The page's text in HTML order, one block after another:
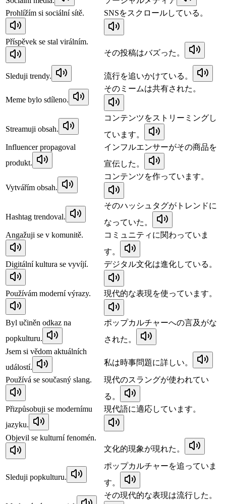
Prohlížím si sociální sítě.
SNSをスクロールしている。
Příspěvek se stal virálním.
その投稿はバズった。
Sleduji trendy. 流行を追いかけている。
Meme bylo sdíleno.
そのミームは共有された。
Streamuji obsah.
コンテンツをストリーミングし
ています。
Influencer propagoval
produkt.
インフルエンサーがその商品を
宣伝した。
Vytvářím obsah.
コンテンツを作っています。
Hashtag trendoval.
そのハッシュタグがトレンドに
なっていた。
Angažuji se v komunitě.
コミュニティに関わっていま
す。
Digitální kultura se vyvíjí.
デジタル文化は進化している。
Používám moderní výrazy. 現代的な表現を使っています。
Byl učiněn odkaz na
popkulturu.
ポップカルチャーへの言及がな
された。
Jsem si vědom aktuálních
událostí.
私は時事問題に詳しい。
Používá se současný slang.
現代のスラングが使われてい
る。
Přizpůsobuji se modernímu
jazyku.
現代語に適応しています。
Objevil se kulturní fenomén.
文化的現象が現れた。
Sleduji popkulturu.
ポップカルチャーを追っていま
す。
その現代的な表現は流行した。